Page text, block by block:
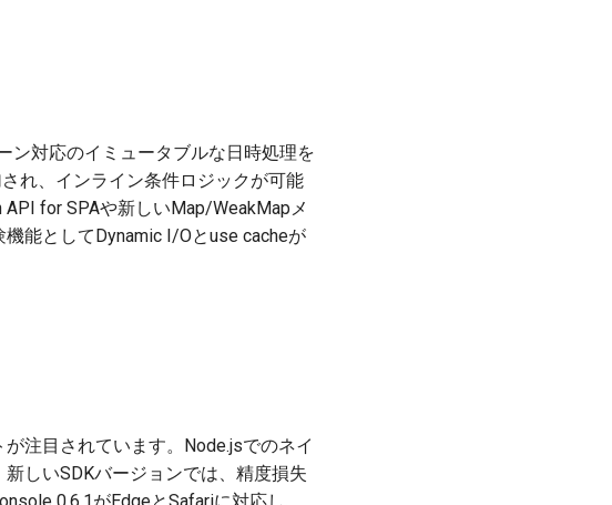
ン対応のイミュータブルな日時処理を
れ、インライン条件ロジックが可能
for SPAや新しいMap/WeakMapメ
能としてDynamic I/Oとuse cacheが
注目されています。Node.jsでのネイ
しいSDKバージョンでは、精度損失